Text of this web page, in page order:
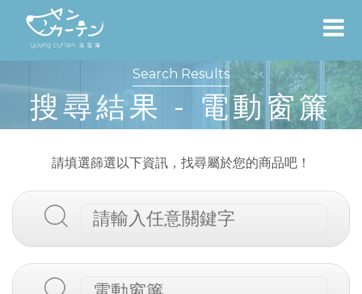
Search Results
搜尋結果 - 電動窗簾
請填選篩選以下資訊，找尋屬於您的商品吧！